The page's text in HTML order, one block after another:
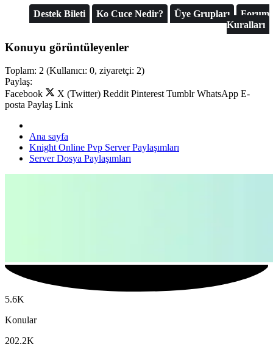
Destek Bileti
Ko Cuce Nedir? Üye Grupları
Forum
Kuralları
Konuyu görüntüleyenler
Toplam: 2 (Kullanıcı: 0, ziyaretçi: 2)
Paylaş:
Facebook
X (Twitter) Reddit Pinterest Tumblr WhatsApp E-
posta Paylaş Link
Ana sayfa
Knight Online Pvp Server Paylaşımları
Server Dosya Paylaşımları
5.6K
Konular
202.2K